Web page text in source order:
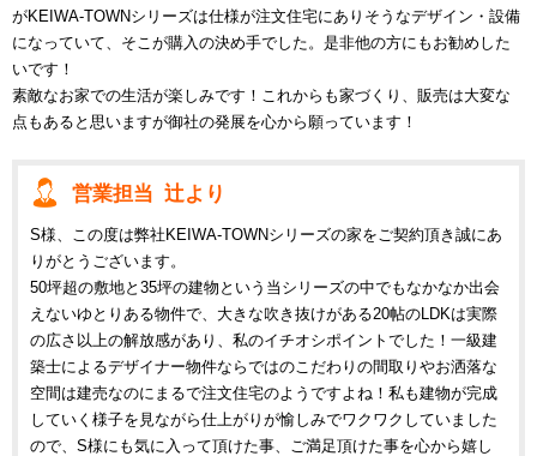
がKEIWA-TOWNシリーズは仕様が注文住宅にありそうなデザイン・設備
になっていて、そこが購入の決め手でした。是非他の方にもお勧めした
いです！
素敵なお家での生活が楽しみです！これからも家づくり、販売は大変な
点もあると思いますが御社の発展を心から願っています！
営業担当 辻より
S様、この度は弊社KEIWA-TOWNシリーズの家をご契約頂き誠にあ
りがとうございます。
50坪超の敷地と35坪の建物という当シリーズの中でもなかなか出会
えないゆとりある物件で、大きな吹き抜けがある20帖のLDKは実際
の広さ以上の解放感があり、私のイチオシポイントでした！一級建
築士によるデザイナー物件ならではのこだわりの間取りやお洒落な
空間は建売なのにまるで注文住宅のようですよね！私も建物が完成
していく様子を見ながら仕上がりが愉しみでワクワクしていました
ので、S様にも気に入って頂けた事、ご満足頂けた事を心から嬉し